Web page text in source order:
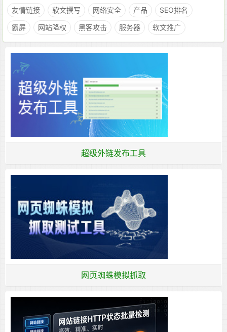
友情链接
软文撰写 网络安全 产品
SEO排名
霸屏
网站降权 黑客攻击 服务器 软文推广
超级外链发布工具
网页蜘蛛模拟抓取